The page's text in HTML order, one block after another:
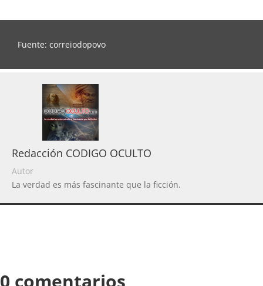
Fuente: correiodopovo
Redacción CODIGO OCULTO
Autor
La verdad es más fascinante que la ficción.
0 comentarios